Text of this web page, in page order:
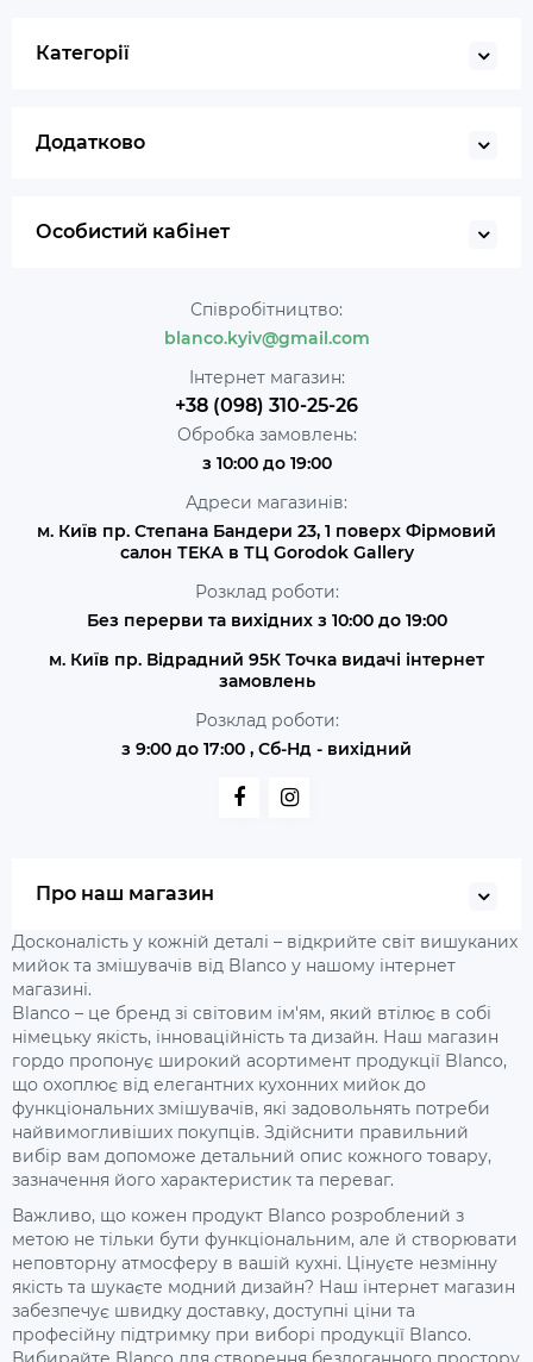
Категорії
Додатково
Особистий кабінет
Співробітництво:
blanco.kyiv@gmail.com
Інтернет магазин:
+38 (098) 310-25-26
Обробка замовлень:
з 10:00 до 19:00
Адреси магазинів:
м. Київ пр. Степана Бандери 23, 1 поверх Фірмовий
салон ТЕКА в ТЦ Gorodok Gallery
Розклад роботи:
Без перерви та вихідних з 10:00 до 19:00
м. Київ пр. Відрадний 95К Точка видачі інтернет
замовлень
Розклад роботи:
з 9:00 до 17:00 , Сб-Нд - вихідний
Про наш магазин
Досконалість у кожній деталі – відкрийте світ вишуканих
мийок та змішувачів від Blanco у нашому інтернет
магазині.
Blanco – це бренд зі світовим ім'ям, який втілює в собі
німецьку якість, інноваційність та дизайн. Наш магазин
гордо пропонує широкий асортимент продукції Blanco,
що охоплює від елегантних кухонних мийок до
функціональних змішувачів, які задовольнять потреби
найвимогливіших покупців. Здійснити правильний
вибір вам допоможе детальний опис кожного товару,
зазначення його характеристик та переваг.
Важливо, що кожен продукт Blanco розроблений з
метою не тільки бути функціональним, але й створювати
неповторну атмосферу в вашій кухні. Цінуєте незмінну
якість та шукаєте модний дизайн? Наш інтернет магазин
забезпечує швидку доставку, доступні ціни та
професійну підтримку при виборі продукції Blanco.